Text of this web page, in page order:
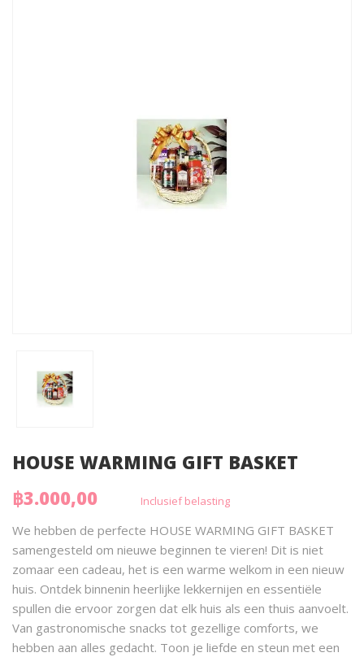
HOUSE WARMING GIFT BASKET
฿3.000,00
Inclusief belasting
We hebben de perfecte HOUSE WARMING GIFT BASKET
samengesteld om nieuwe beginnen te vieren! Dit is niet
zomaar een cadeau, het is een warme welkom in een nieuw
huis. Ontdek binnenin heerlijke lekkernijen en essentiële
spullen die ervoor zorgen dat elk huis als een thuis aanvoelt.
Van gastronomische snacks tot gezellige comforts, we
hebben aan alles gedacht. Toon je liefde en steun met een